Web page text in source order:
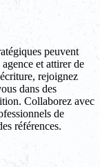
peuvent
et attirer de
rejoignez
dans des
Collaborez avec
de
références.